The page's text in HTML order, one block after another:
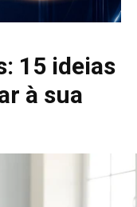
15 ideias
à sua